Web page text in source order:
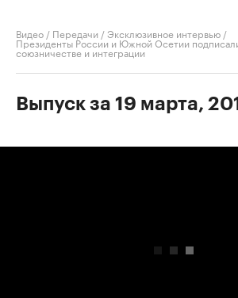
Видео / Передачи /Эксклюзивное интервью /
Президенты России и Южной Осетии
союзничестве и интеграции
Выпуск за 19 марта,